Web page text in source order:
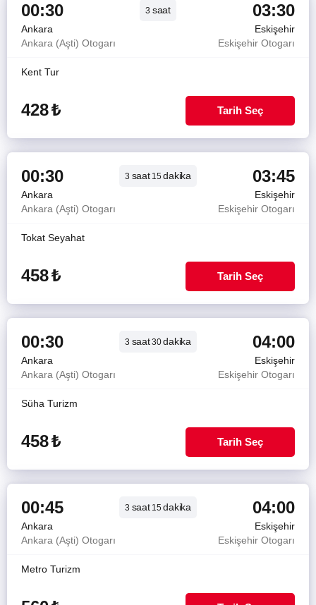
00:30 3 saat 03:30
Ankara
Eskişehir
Ankara (Aşti) Otogarı
Eskişehir Otogarı
Kent Tur
428₺ Tarih Seç
00:30 3 saat15dakika 03:45
Ankara
Eskişehir
Ankara (Aşti) Otogarı
Eskişehir Otogarı
Tokat Seyahat
458₺ Tarih Seç
00:30 3 saat30dakika 04:00
Ankara
Eskişehir
Ankara (Aşti) Otogarı
Eskişehir Otogarı
Süha Turizm
458₺ Tarih Seç
00:45 3 saat15dakika 04:00
Ankara
Eskişehir
Ankara (Aşti) Otogarı
Eskişehir Otogarı
Metro Turizm